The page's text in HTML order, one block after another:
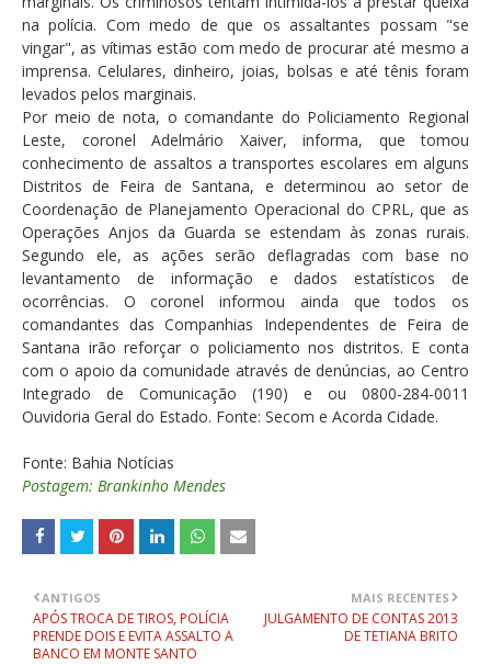
na polícia. Com medo de que os assaltantes possam "se
vingar", as vítimas estão com medo de procurar até mesmo a
imprensa. Celulares, dinheiro, joias, bolsas e até tênis foram
levados pelos marginais.
Por meio de nota, o comandante do Policiamento Regional
Leste, coronel Adelmário Xaiver, informa, que tomou
conhecimento de assaltos a transportes escolares em alguns
Distritos de Feira de Santana, e determinou ao setor de
Coordenação de Planejamento Operacional do CPRL, que as
Operações Anjos da Guarda se estendam às zonas rurais.
Segundo ele, as ações serão deflagradas com base no
levantamento de informação e dados estatísticos de
ocorrências. O coronel informou ainda que todos os
comandantes das Companhias Independentes de Feira de
Santana irão reforçar o policiamento nos distritos. E conta
com o apoio da comunidade através de denúncias, ao Centro
Integrado de Comunicação (190) e ou 0800-284-0011
Ouvidoria Geral do Estado. Fonte: Secom e Acorda Cidade.
Fonte: Bahia Notícias
Postagem: Brankinho Mendes
MAIS RECENTES
JULGAMENTO DE CONTAS 2013
DE TETIANA BRITO
ANTIGOS
APÓS TROCA DE TIROS, POLÍCIA
PRENDE DOIS E EVITA ASSALTO A
BANCO EM MONTE SANTO